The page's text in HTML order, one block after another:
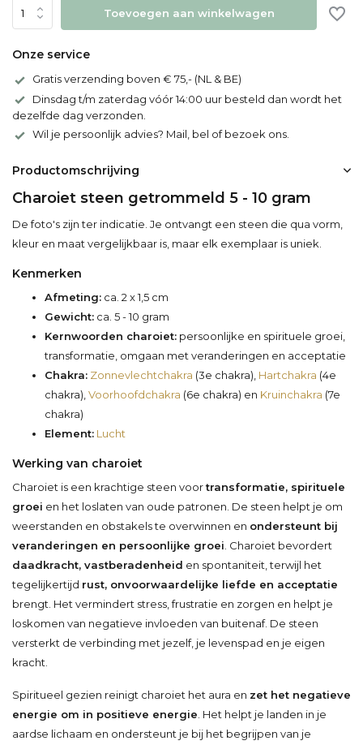
Toevoegen aan winkelwagen
Onze service
Gratis verzending boven € 75,- (NL & BE)
Dinsdag t/m zaterdag vóór 14:00 uur besteld dan wordt het
dezelfde dag verzonden.
Wil je persoonlijk advies? Mail, bel of bezoek ons.
Productomschrijving
Charoiet steen getrommeld 5 - 10 gram
De foto's zijn ter indicatie. Je ontvangt een steen die qua vorm,
kleur en maat vergelijkbaar is, maar elk exemplaar is uniek.
Kenmerken
Afmeting: ca. 2 x 1,5 cm
Gewicht: ca. 5 - 10 gram
Kernwoorden charoiet: persoonlijke en spirituele groei,
transformatie, omgaan met veranderingen en acceptatie
Chakra: Zonnevlechtchakra (3e chakra), Hartchakra (4e
chakra), Voorhoofdchakra (6e chakra) en Kruinchakra (7e
chakra)
Element: Lucht
Werking van charoiet
Charoiet is een krachtige steen voortransformatie, spirituele
groei en het loslaten van oude patronen. De steen helpt je om
weerstanden en obstakels te overwinnen en ondersteunt bij
veranderingen en persoonlijke groei . Charoiet bevordert
daadkracht, vastberadenheid en spontaniteit, terwijl het
tegelijkertijd rust, onvoorwaardelijke liefde en acceptatie
brengt. Het vermindert stress, frustratie en zorgen en helpt je
loskomen van negatieve invloeden van buitenaf. De steen
versterkt de verbinding met jezelf, je levenspad en je eigen
kracht.
Spiritueel gezien reinigt charoiet het aura en zet het negatieve
energie om in positieve energie . Het helpt je landen in je
aardse lichaam en ondersteunt je bij het begrijpen van je